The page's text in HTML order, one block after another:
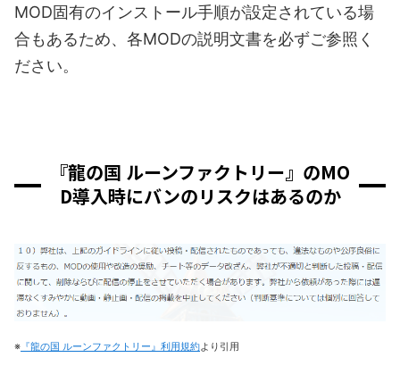
MOD固有のインストール手順が設定されている場
合もあるため、各MODの説明文書を必ずご参照く
ださい。
『龍の国 ルーンファクトリー』のMO
D導入時にバンのリスクはあるのか
※ 『龍の国 ルーンファクトリー』利用規約より引用